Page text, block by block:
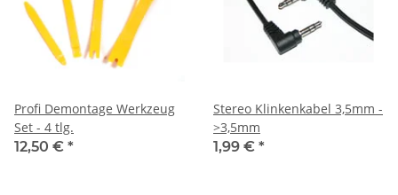
Profi Demontage Werkzeug
Set - 4 tlg.
12,50 € *
Stereo Klinkenkabel 3,5mm -
>3,5mm
1,99 € *